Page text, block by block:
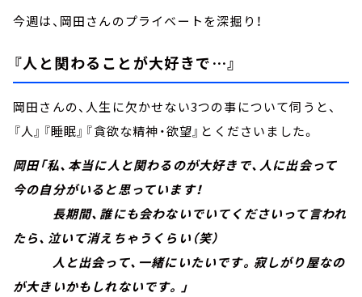
今週は、岡田さんのプライベートを深掘り！
『人と関わることが大好きで…』
岡田さんの、人生に欠かせない3つの事について伺うと、
『人』『睡眠』『貪欲な精神・欲望』とくださいました。
岡田「私、本当に人と関わるのが大好きで、人に出会って
今の自分がいると思っています！
長期間、誰にも会わないでいてくださいって言われ
たら、泣いて消えちゃうくらい（笑）
人と出会って、一緒にいたいです。寂しがり屋なの
が大きいかもしれないです。」